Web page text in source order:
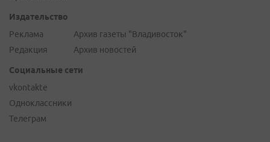
Издательство
Реклама
Редакция
Архив газеты "Владивосток"
Архив новостей
Социальные сети
vkontakte
Одноклассники
Телеграм